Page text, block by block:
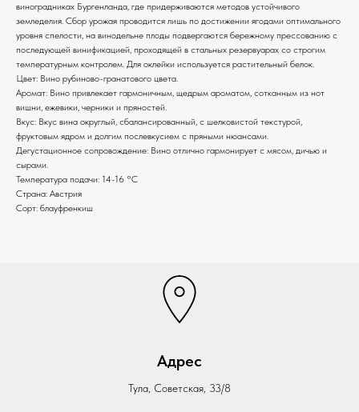
виноградниках Бургенланда, где придерживаются методов устойчивого
земледелия. Сбор урожая проводится лишь по достижении ягодами оптимального
уровня спелости, на винодельне плоды подвергаются бережному прессованию с
последующей винификацией, проходящей в стальных резервуарах со строгим
температурным контролем. Для оклейки используется растительный белок.
Цвет: Вино рубиново-гранатового цвета.
Аромат: Вино привлекает гармоничным, щедрым ароматом, сотканным из нот
вишни, ежевики, черники и пряностей.
Вкус: Вкус вина округлый, сбалансированный, с шелковистой текстурой,
фруктовым ядром и долгим послевкусием с пряными нюансами.
Дегустационное сопровождение: Вино отлично гармонирует с мясом, дичью и
сырами.
Температура подачи: 14-16 °С
Страна: Австрия
Сорт: блауфренкиш
Адрес
Тула, Советская, 33/8